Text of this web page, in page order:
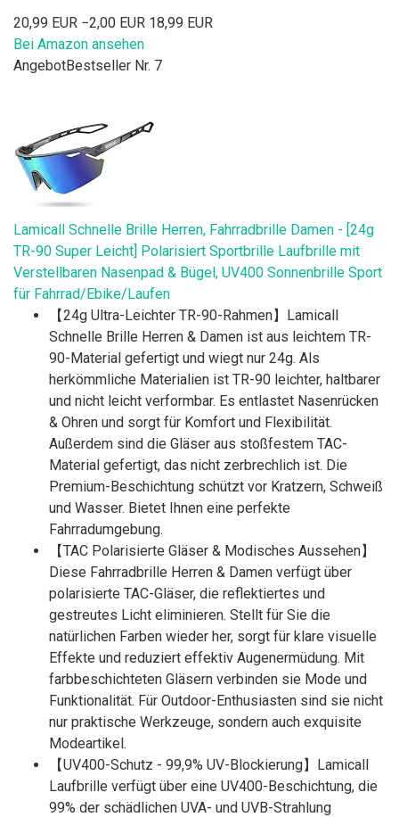
20,99 EUR −2,00 EUR 18,99 EUR
Bei Amazon ansehen
AngebotBestseller Nr. 7
Lamicall Schnelle Brille Herren, Fahrradbrille Damen - [24g
TR-90 Super Leicht] Polarisiert Sportbrille Laufbrille mit
Verstellbaren Nasenpad & Bügel, UV400 Sonnenbrille Sport
für Fahrrad/Ebike/Laufen
【24g Ultra-Leichter TR-90-Rahmen】Lamicall
Schnelle Brille Herren & Damen ist aus leichtem TR-
90-Material gefertigt und wiegt nur 24g. Als
herkömmliche Materialien ist TR-90 leichter, haltbarer
und nicht leicht verformbar. Es entlastet Nasenrücken
& Ohren und sorgt für Komfort und Flexibilität.
Außerdem sind die Gläser aus stoßfestem TAC-
Material gefertigt, das nicht zerbrechlich ist. Die
Premium-Beschichtung schützt vor Kratzern, Schweiß
und Wasser. Bietet Ihnen eine perfekte
Fahrradumgebung.
【TAC Polarisierte Gläser & Modisches Aussehen】
Diese Fahrradbrille Herren & Damen verfügt über
polarisierte TAC-Gläser, die reflektiertes und
gestreutes Licht eliminieren. Stellt für Sie die
natürlichen Farben wieder her, sorgt für klare visuelle
Effekte und reduziert effektiv Augenermüdung. Mit
farbbeschichteten Gläsern verbinden sie Mode und
Funktionalität. Für Outdoor-Enthusiasten sind sie nicht
nur praktische Werkzeuge, sondern auch exquisite
Modeartikel.
【UV400-Schutz - 99,9% UV-Blockierung】Lamicall
Laufbrille verfügt über eine UV400-Beschichtung, die
99% der schädlichen UVA- und UVB-Strahlung